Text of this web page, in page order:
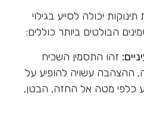
יכולה לסייע בגילוי
הבולטים ביותר כוללים:
זהו התסמין השכיח
ההצהבה עשויה להופיע על
כלפי מטה אל החזה, הבטן,